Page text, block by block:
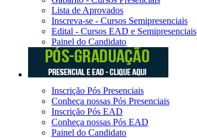
Lista de Aprovados
Inscreva-se - Cursos Semipresenciais
Edital - Cursos EAD e Semipresenciais
Painel do Candidato
Inscrição Pós Presenciais
Conheça nossas Pós Presenciais
Inscrição Pós EAD
Conheça nossas Pós EAD
Painel do Candidato